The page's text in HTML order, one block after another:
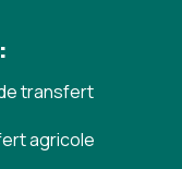
transfert
agricole